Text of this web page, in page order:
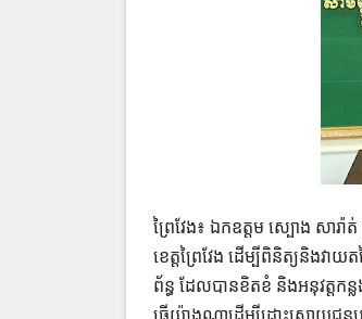
ព្រៃវែង៖ ឯកឧត្តម ស្បោង សារ៉ា
ខេត្តព្រៃវែង ដើម្បីពិនិត្យនិងវាយ
ព័ន្ធ ដែលបានខិតខំ និងអនុវត្តក
ធ្វើយ៉ាងណាដើម្បីដោះស្រាយជូន